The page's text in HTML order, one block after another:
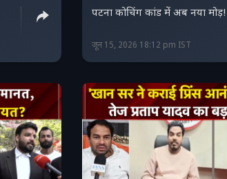
पटना कोचिंग कांड में अब नया मोड़!
जून 15, 2026 18:12 pm IST